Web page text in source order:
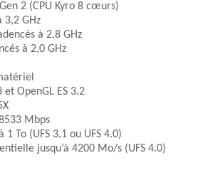
2 (CPU Kyro 8 cœurs)
GHz
à 2,8 GHz
à 2,0 GHz
OpenGL ES 3.2
Mbps
1 To (UFS 3.1 ou UFS 4.0)
jusqu’à 4200 Mo/s (UFS 4.0)